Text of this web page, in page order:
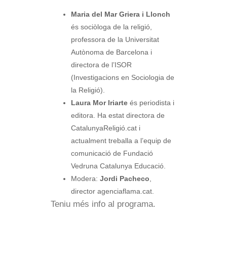
Maria del Mar Griera i Llonch
és sociòloga de la religió,
professora de la Universitat
Autònoma de Barcelona i
directora de l’ISOR
(Investigacions en Sociologia de
la Religió).
Laura Mor Iriarte és periodista i
editora. Ha estat directora de
CatalunyaReligió.cat i
actualment treballa a l’equip de
comunicació de Fundació
Vedruna Catalunya Educació.
Modera: Jordi Pacheco,
director agenciaflama.cat.
Teniu més info al programa.